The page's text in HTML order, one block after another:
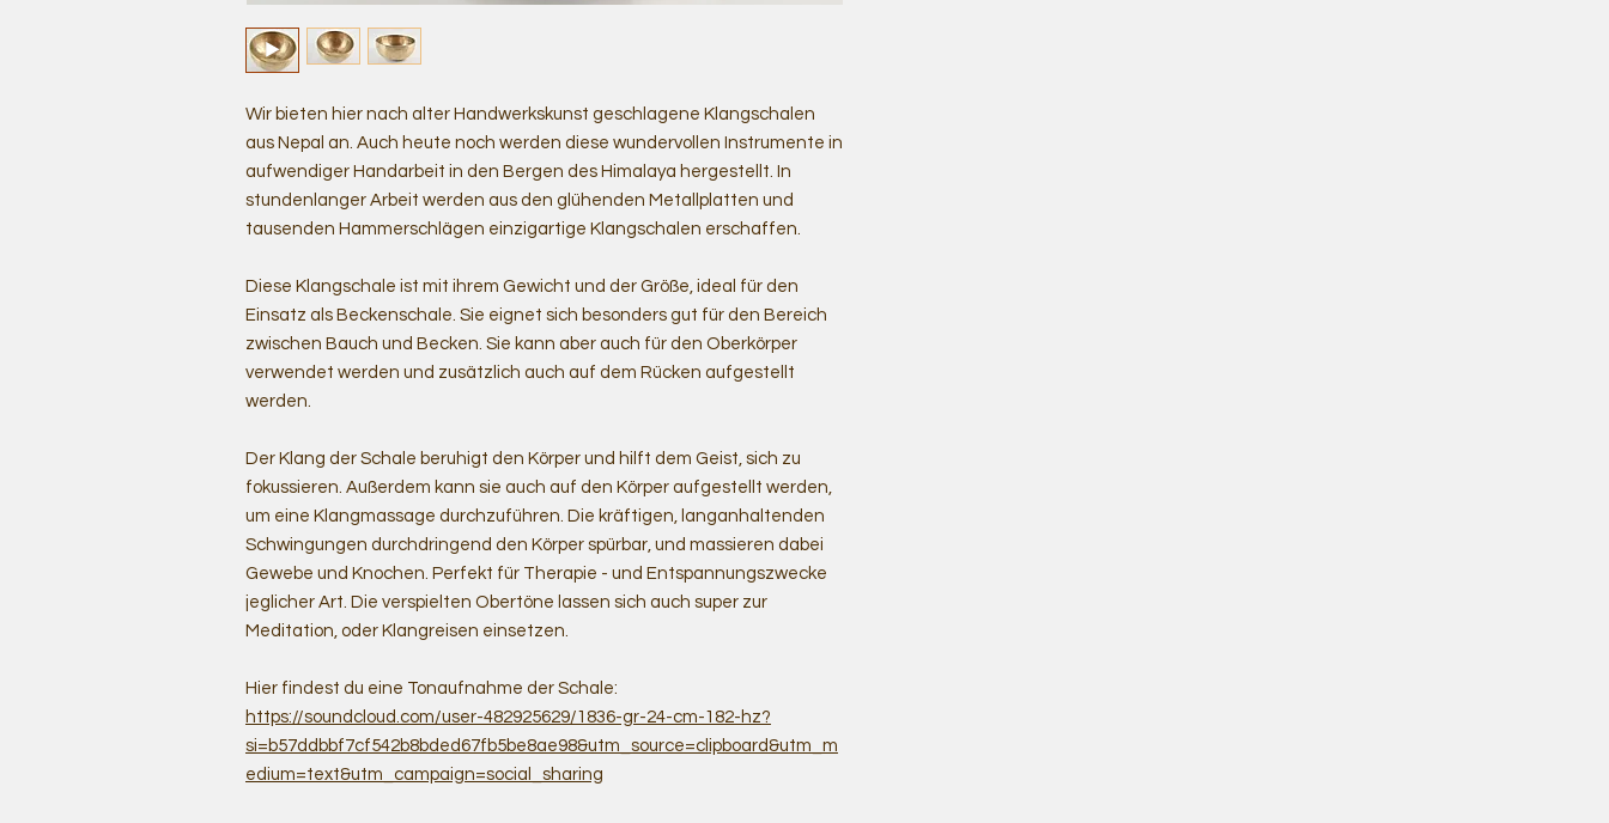
Wir bieten hier nach alter Handwerkskunst geschlagene Klangschalen
aus Nepal an. Auch heute noch werden diese wundervollen Instrumente in
aufwendiger Handarbeit in den Bergen des Himalaya hergestellt. In
stundenlanger Arbeit werden aus den glühenden Metallplatten und
tausenden Hammerschlägen einzigartige Klangschalen erschaffen.
Diese Klangschale ist mit ihrem Gewicht und der Größe, ideal für den
Einsatz als Beckenschale. Sie eignet sich besonders gut für den Bereich
zwischen Bauch und Becken. Sie kann aber auch für den Oberkörper
verwendet werden und zusätzlich auch auf dem Rücken aufgestellt
werden.
Der Klang der Schale beruhigt den Körper und hilft dem Geist, sich zu
fokussieren. Außerdem kann sie auch auf den Körper aufgestellt werden,
um eine Klangmassage durchzuführen. Die kräftigen, langanhaltenden
Schwingungen durchdringend den Körper spürbar, und massieren dabei
Gewebe und Knochen. Perfekt für Therapie - und Entspannungszwecke
jeglicher Art. Die verspielten Obertöne lassen sich auch super zur
Meditation, oder Klangreisen einsetzen.
Hier findest du eine Tonaufnahme der Schale:
https://soundcloud.com/user-482925629/1836-gr-24-cm-182-hz?
si=b57ddbbf7cf542b8bded67fb5be8ae98&utm_source=clipboard&utm_m
edium=text&utm_campaign=social_sharing